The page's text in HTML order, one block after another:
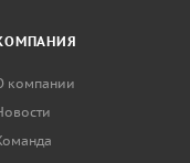
компании